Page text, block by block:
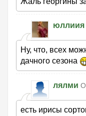
юллиия
Ну, что, всех
дачного сезона
лялми
есть ирисы